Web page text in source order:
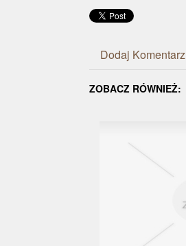
Dodaj Komentarz
ZOBACZ RÓWNIEŻ: